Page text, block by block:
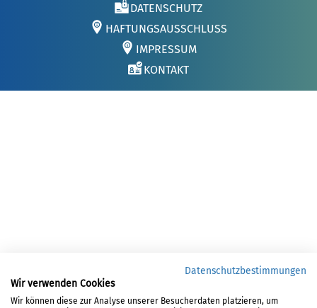
DATENSCHUTZ
HAFTUNGSAUSSCHLUSS
IMPRESSUM
KONTAKT
Datenschutzbestimmungen
Wir verwenden Cookies
Wir können diese zur Analyse unserer Besucherdaten platzieren, um